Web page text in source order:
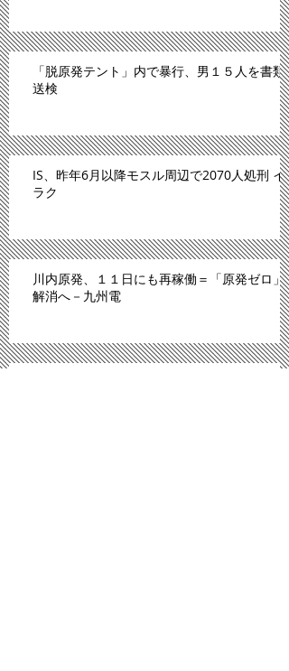
「脱原発テント」内で暴行、男１５人を書類
送検
IS、昨年6月以降モスル周辺で2070人処刑 イ
ラク
川内原発、１１日にも再稼働＝「原発ゼロ」
解消へ－九州電